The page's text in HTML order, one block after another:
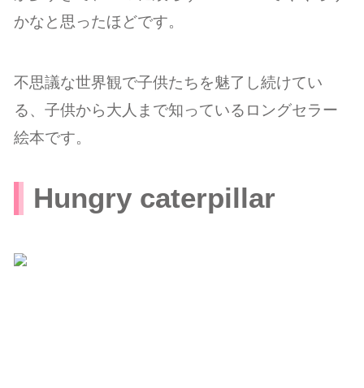
かなと思ったほどです。
不思議な世界観で子供たちを魅了し続けてい
る、子供から大人まで知っているロングセラー
絵本です。
Hungry caterpillar